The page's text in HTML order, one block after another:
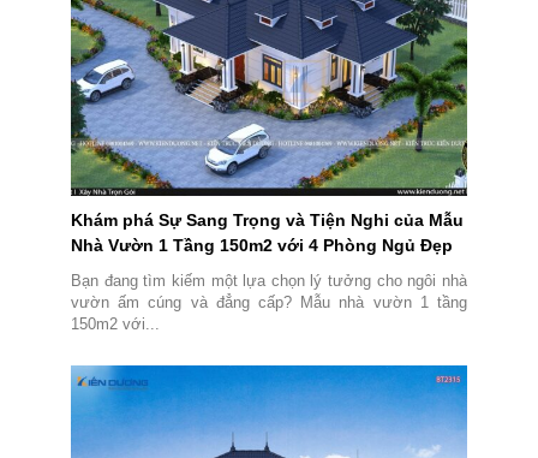
Khám phá Sự Sang Trọng và Tiện Nghi của Mẫu
Nhà Vườn 1 Tầng 150m2 với 4 Phòng Ngủ Đẹp
Bạn đang tìm kiếm một lựa chọn lý tưởng cho ngôi nhà
vườn ấm cúng và đẳng cấp? Mẫu nhà vườn 1 tầng
150m2 với...